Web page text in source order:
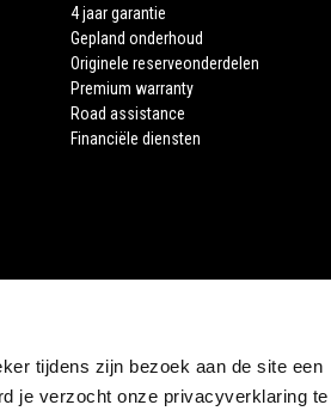
tijdens zijn bezoek aan de site een
je verzocht onze privacyverklaring te
4 jaar garantie
Gepland onderhoud
Originele reserveonderdelen
Premium warranty
Road assistance
Financiële diensten